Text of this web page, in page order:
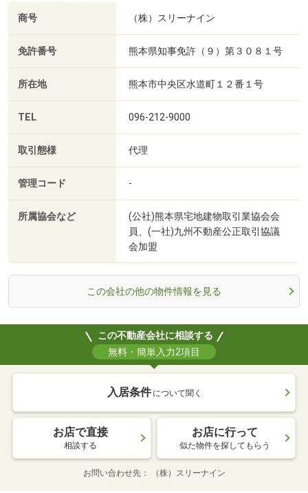
商号 （株）スリーナイン
免許番号 熊本県知事免許（９）第３０８１号
所在地 熊本市中央区水道町１２番１号
TEL 096-212-9000
取引態様 代理
管理コード -
所属協会など
(公社)熊本県宅地建物取引業協会会
員、(一社)九州不動産公正取引協議
会加盟
この会社の他の物件情報を見る
この不動産会社に相談する
無料・簡単入力2項目
入居条件 について聞く
お店で直接
相談する
お店に行って
似た物件を探してもらう
お問い合わせ先 （株）スリーナイン